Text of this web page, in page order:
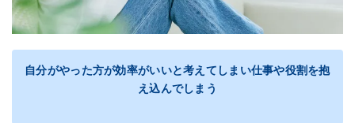
自分がやった方が効率がいいと考えてしまい仕事や役割を抱
え込んでしまう